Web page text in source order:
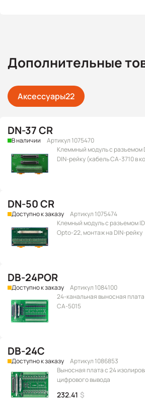
Дополнительные
Аксессуары22
DN-37 CR
В наличии
Артикул 1075470
Клеммный модуль с разъемом
DIN-рейку (кабель CA-3710 в
DN-50 CR
Доступно к заказу
Артикул 1075474
Клемный модуль с разъемом
Opto-22, монтаж на DIN-рейку
DB-24POR
Доступно к заказу
Артикул 1084100
24-канальная выносная
CA-5015
DB-24C
Доступно к заказу
Артикул 1086853
Выносная плата с 24
цифрового вывода
232.41 $